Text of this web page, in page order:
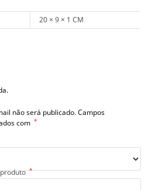
20 × 9 × 1 CM
não será publicado.Campos
com *
produto *